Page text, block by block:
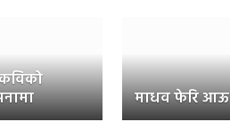
माधव फेरि आऊ